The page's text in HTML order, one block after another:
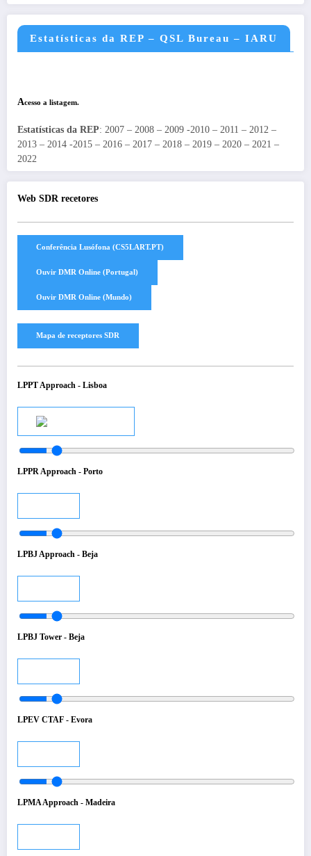
Estatísticas da REP – QSL Bureau – IARU
Acesso a listagem.
Estatísticas da REP: 2007 – 2008 – 2009 -2010 – 2011 – 2012 –
2013 – 2014 -2015 – 2016 – 2017 – 2018 – 2019 – 2020 – 2021 –
2022
Web SDR recetores
LPPT Approach - Lisboa
LPPR Approach - Porto
LPBJ Approach - Beja
LPBJ Tower - Beja
LPEV CTAF - Evora
LPMA Approach - Madeira